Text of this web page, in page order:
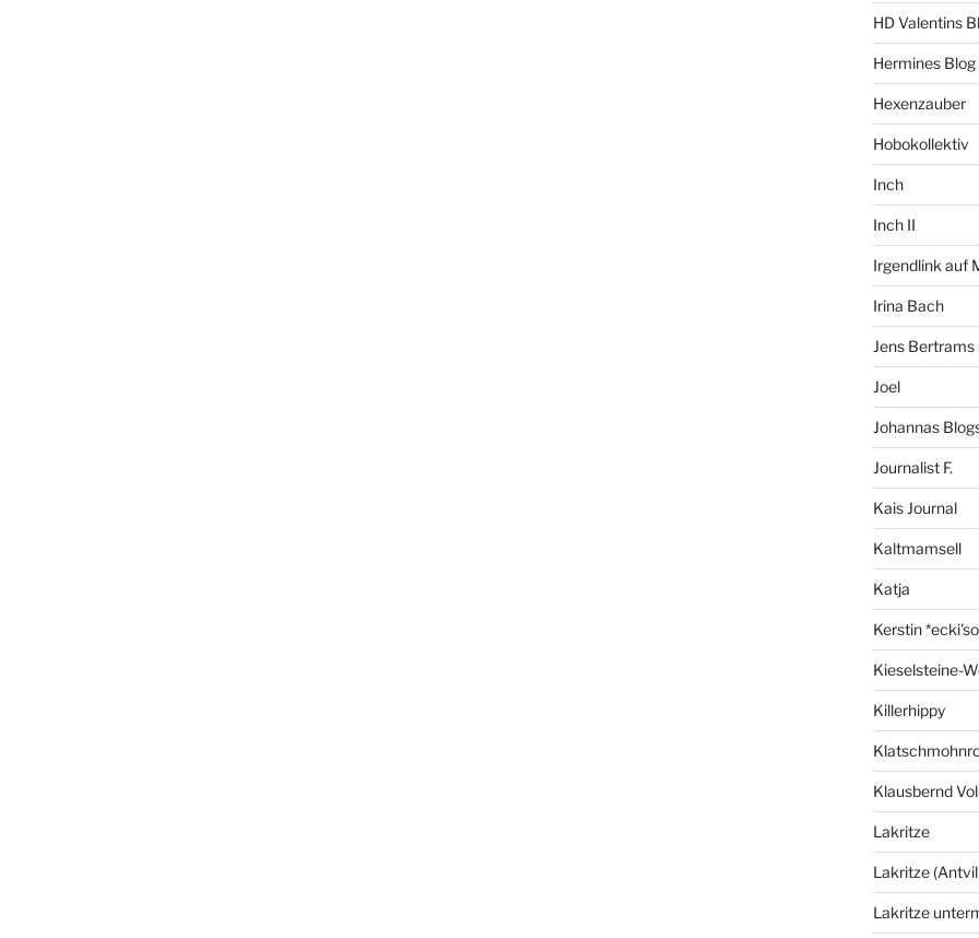
HD Valentins
Hermines Blog
Hexenzauber
Hobokollektiv
Inch
Inch II
Irgendlink auf
Irina Bach
Jens Bertrams
Joel
Johannas
Journalist F.
Kais Journal
Kaltmamsell
Katja
Kerstin
Kieselsteine-
Killerhippy
Klausbernd
Lakritze
Lakritze
Lakritze